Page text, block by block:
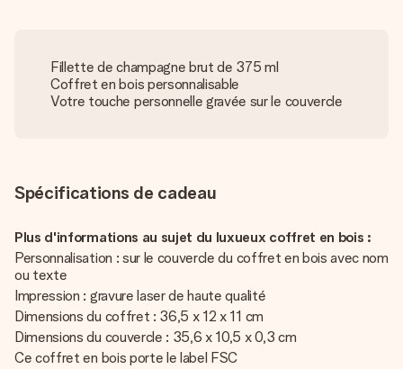
Fillette de champagne brut de 375 ml
Coffret en bois personnalisable
Votre touche personnelle gravée sur le couvercle
Spécifications de cadeau
Plus d'informations au sujet du luxueux coffret en bois :
Personnalisation : sur le couvercle du coffret en bois avec nom
ou texte
Impression : gravure laser de haute qualité
Dimensions du coffret : 36,5 x 12 x 11 cm
Dimensions du couvercle : 35,6 x 10,5 x 0,3 cm
Ce coffret en bois porte le label FSC